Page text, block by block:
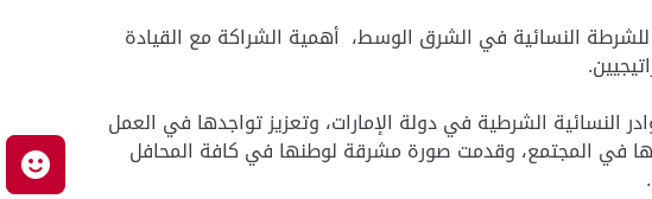
للشرطة النسائية في الشرق الوسط، أهمية الشراكة مع القيادة
النسائية الشرطية في دولة الإمارات، وتعزيز تواجدها في العمل
في المجتمع، وقدمت صورة مشرقة لوطنها في كافة المحافل